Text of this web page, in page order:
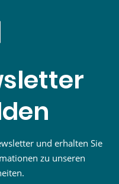
und erhalten Sie
zu unseren